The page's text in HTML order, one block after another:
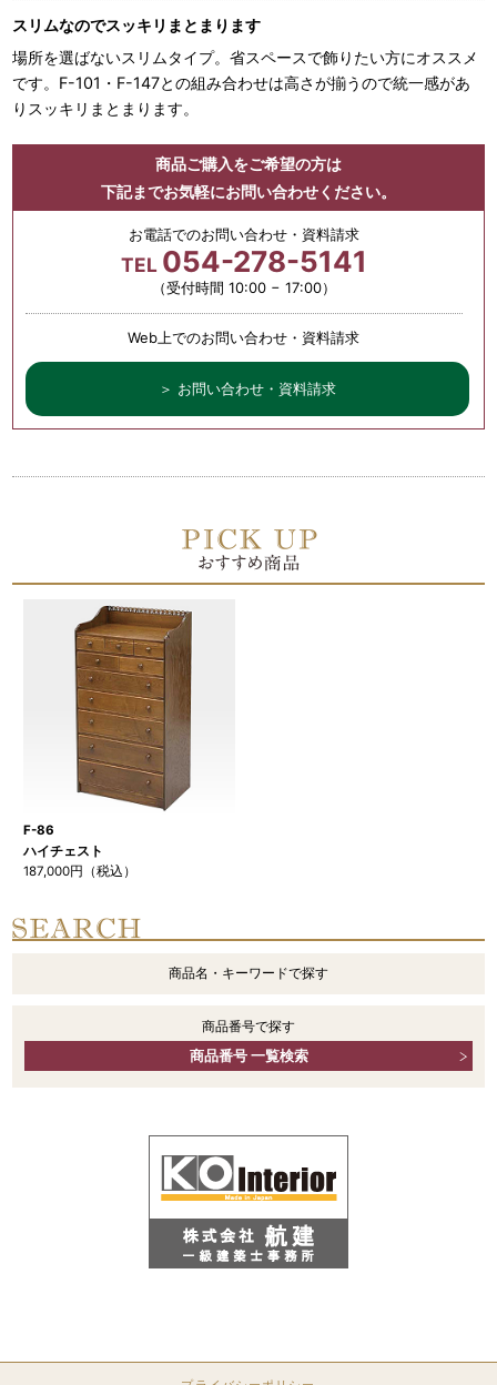
スリムなのでスッキリまとまります
場所を選ばないスリムタイプ。省スペースで飾りたい方にオススメ
です。F-101・F-147との組み合わせは高さが揃うので統一感があ
りスッキリまとまります。
商品ご購入をご希望の方は
下記までお気軽にお問い合わせください。
お電話でのお問い合わせ・資料請求
TEL 054-278-5141
（受付時間 10:00 − 17:00）
Web上でのお問い合わせ・資料請求
＞ お問い合わせ・資料請求
F-86
ハイチェスト
187,000円（税込）
商品名・キーワードで探す
商品番号で探す
商品番号 一覧検索